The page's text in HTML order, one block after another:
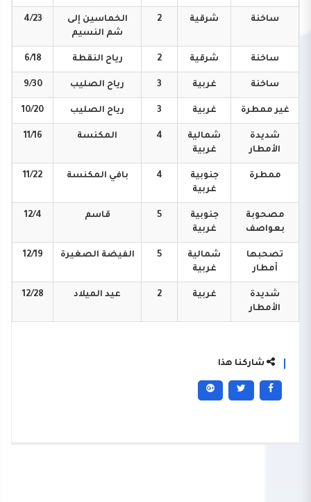
ساخنة شرقية 2
الخماسين إلى
شم النسيم
4/23
ساخنة شرقية 2 رياح النقطة 6/18
ساخنة غربية 3 رياح الصليب 9/30
غير ممطرة غربية 3 رياح الصليب 10/20
شديدة
الأمطار
شمالية
غربية
4 المكنسة 11/16
ممطرة
جنوبية
غربية
4 بافي المكنسة 11/22
مصحوبة
بعواصف
جنوبية
غربية
5 قاسم 12/4
تصحبها
أمطار
شمالية
غربية
5 الفيضة الصغيرة 12/19
شديدة
الأمطار
غربية 2 عيد الميلاد 12/28
شاركنا هذا